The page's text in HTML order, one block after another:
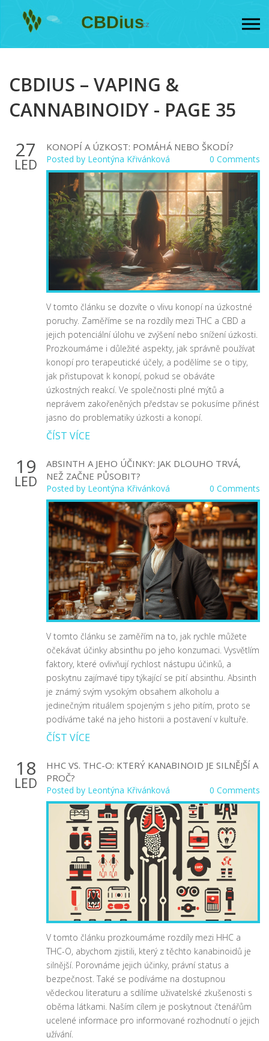
CBDIUS – VAPING &
CANNABINOIDY - PAGE 35
27
LED
KONOPÍ A ÚZKOST: POMÁHÁ NEBO ŠKODÍ?
Posted by Leontýna Křivánková 0 Comments
V tomto článku se dozvíte o vlivu konopí na úzkostné
poruchy. Zaměříme se na rozdíly mezi THC a CBD a
jejich potenciální úlohu ve zvýšení nebo snížení úzkosti.
Prozkoumáme i důležité aspekty, jak správně používat
konopí pro terapeutické účely, a podělíme se o tipy,
jak přistupovat k konopí, pokud se obáváte
úzkostných reakcí. Ve společnosti plné mýtů a
neprávem zakořeněných představ se pokusíme přinést
jasno do problematiky úzkosti a konopí.
ČÍST VÍCE
19
LED
ABSINTH A JEHO ÚČINKY: JAK DLOUHO TRVÁ,
NEŽ ZAČNE PŮSOBIT?
Posted by Leontýna Křivánková 0 Comments
V tomto článku se zaměřím na to, jak rychle můžete
očekávat účinky absinthu po jeho konzumaci. Vysvětlím
faktory, které ovlivňují rychlost nástupu účinků, a
poskytnu zajímavé tipy týkající se pití absinthu. Absinth
je známý svým vysokým obsahem alkoholu a
jedinečným rituálem spojeným s jeho pitím, proto se
podíváme také na jeho historii a postavení v kultuře.
ČÍST VÍCE
18
LED
HHC VS. THC-O: KTERÝ KANABINOID JE SILNĚJŠÍ A
PROČ?
Posted by Leontýna Křivánková 0 Comments
V tomto článku prozkoumáme rozdíly mezi HHC a
THC-O, abychom zjistili, který z těchto kanabinoidů je
silnější. Porovnáme jejich účinky, právní status a
bezpečnost. Také se podíváme na dostupnou
vědeckou literaturu a sdílíme uživatelské zkušenosti s
oběma látkami. Naším cílem je poskytnout čtenářům
ucelené informace pro informované rozhodnutí o jejich
užívání.